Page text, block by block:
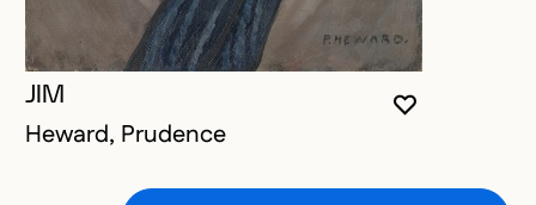
VOUS
FERMER
OUVRIR LA
JIM
Heward, Prudence